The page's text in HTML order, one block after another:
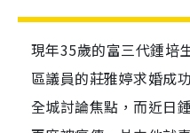
現年35歲的富三代鍾培
區議員的莊雅婷求婚成
全城討論焦點，而近日